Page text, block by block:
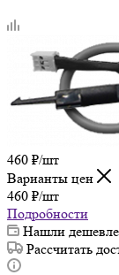
460 ₽/шт
Варианты цен
460 ₽/шт
Подробности
Нашли
Рассчитать